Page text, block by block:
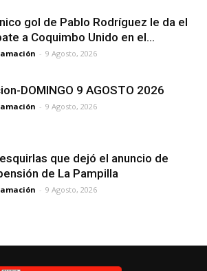
gol de Pablo Rodríguez le da el
a Coquimbo Unido en el...
- 9 Agosto, 2026
DOMINGO 9 AGOSTO 2026
- 9 Agosto, 2026
que dejó el anuncio de
de La Pampilla
- 9 Agosto, 2026